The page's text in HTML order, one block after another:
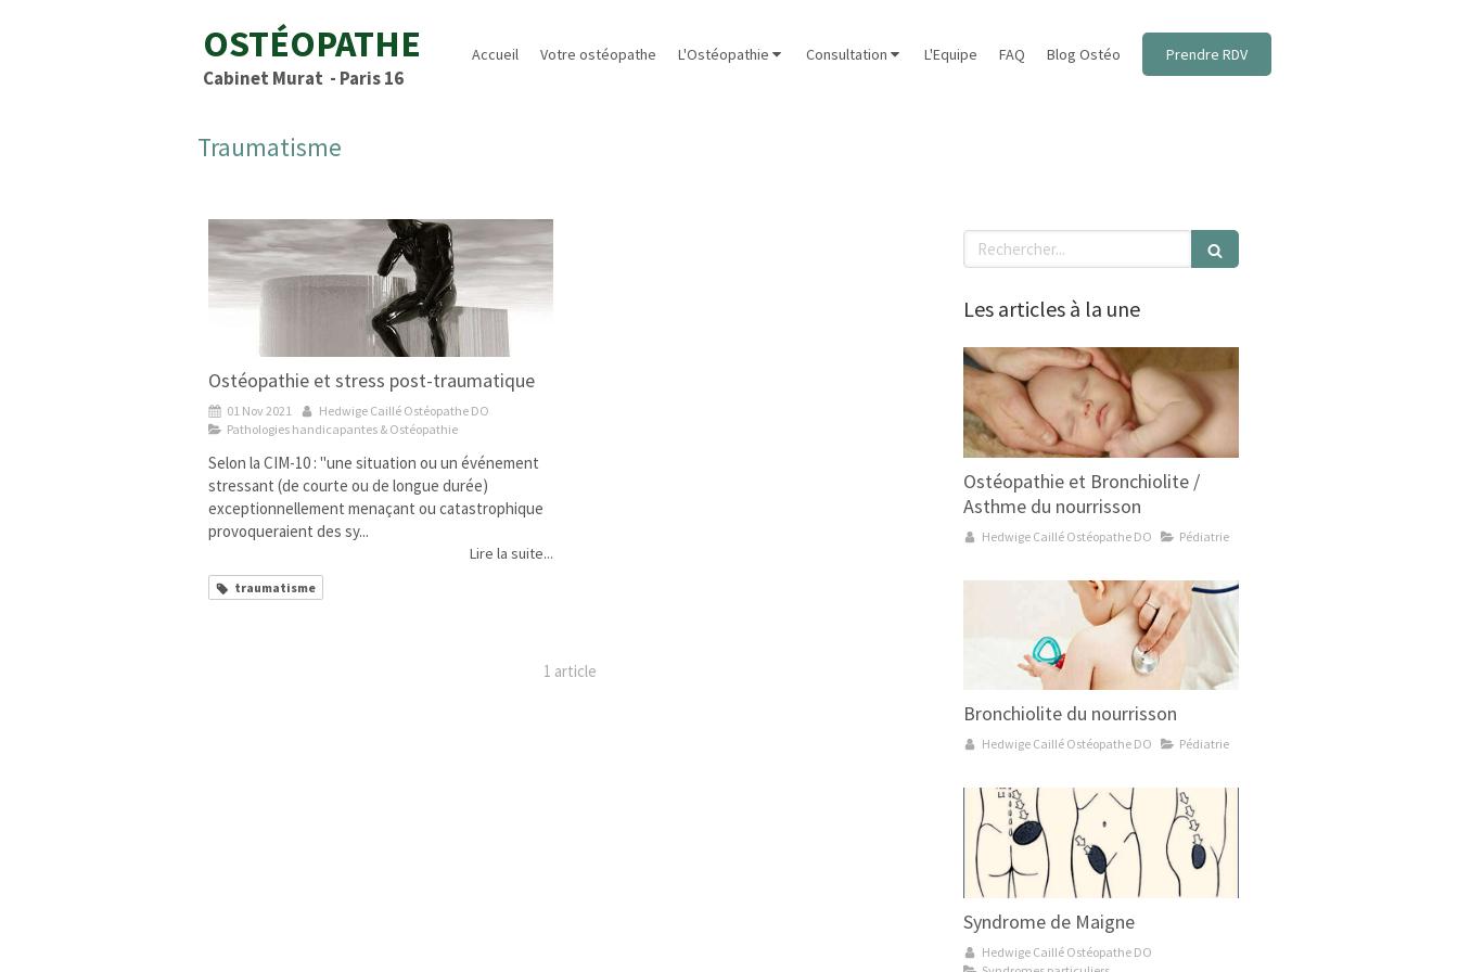
Accueil Votre ostéopathe L'Ostéopathie Consultation L'Equipe FAQ Blog Ostéo Prendre RDV
OSTÉOPATHE
Cabinet Murat - Paris 16
Traumatisme
Ostéopathie et stress post-traumatique
01 Nov 2021
Hedwige Caillé Ostéopathe DO
Pathologies handicapantes & Ostéopathie
Selon la CIM-10 : "une situation ou un événement
stressant (de courte ou de longue durée)
exceptionnellement menaçant ou catastrophique
provoqueraient des sy...
Lire la suite...
traumatisme
1 article
Rechercher
Les articles à la une
Ostéopathie et Bronchiolite /
Asthme du nourrisson
Hedwige Caillé Ostéopathe DO Pédiatrie
Bronchiolite du nourrisson
Hedwige Caillé Ostéopathe DO Pédiatrie
Syndrome de Maigne
Hedwige Caillé Ostéopathe DO